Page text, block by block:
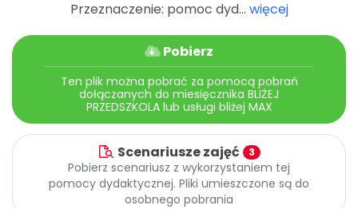
Archiwalne numery
Przeznaczenie: pomoc dyd... więcej
Pobierz
Ten plik można pobrać za pomocą pobrań
dołączanych do miesięcznika BLIŻEJ
PRZEDSZKOLA lub usługi bliżej MAX
Scenariusze zajęć 3
Pobierz scenariusz z wykorzystaniem tej
pomocy dydaktycznej. Pliki umieszczone są do
osobnego pobrania